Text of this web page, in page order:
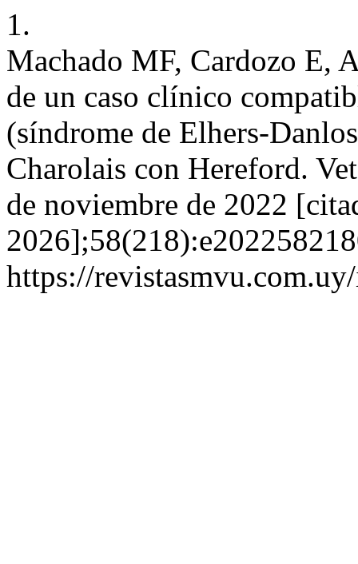
1.
Machado MF, Cardozo E,
de un caso clínico
(síndrome de Elhers-
Charolais con Hereford.
de noviembre de 2022
https://